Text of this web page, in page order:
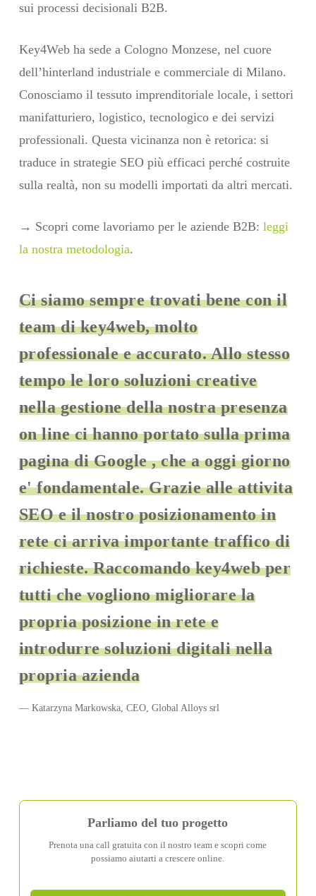
sui processi decisionali B2B.
Key4Web ha sede a Cologno Monzese, nel cuore
dell’hinterland industriale e commerciale di Milano.
Conosciamo il tessuto imprenditoriale locale, i settori
manifatturiero, logistico, tecnologico e dei servizi
professionali. Questa vicinanza non è retorica: si
traduce in strategie SEO più efficaci perché costruite
sulla realtà, non su modelli importati da altri mercati.
→ Scopri come lavoriamo per le aziende B2B: leggi
la nostra metodologia.
Ci siamo sempre trovati bene con il
team di key4web, molto
professionale e accurato. Allo stesso
tempo le loro soluzioni creative
nella gestione della nostra presenza
on line ci hanno portato sulla prima
pagina di Google , che a oggi giorno
e' fondamentale. Grazie alle attivita
SEO e il nostro posizionamento in
rete ci arriva importante traffico di
richieste. Raccomando key4web per
tutti che vogliono migliorare la
propria posizione in rete e
introdurre soluzioni digitali nella
propria azienda
— Katarzyna Markowska, CEO, Global Alloys srl
Parliamo del tuo progetto
Prenota una call gratuita con il nostro team e scopri come
possiamo aiutarti a crescere online.